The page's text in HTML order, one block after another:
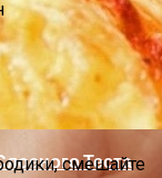
Макияжа
Теста
смешайте